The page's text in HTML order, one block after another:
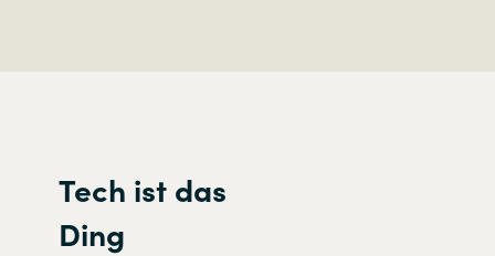
Tech ist das
Ding